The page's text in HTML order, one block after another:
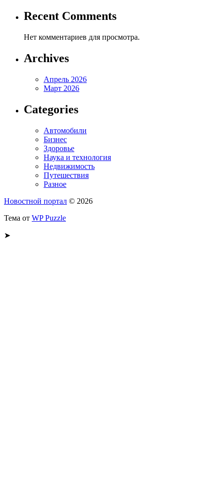
Recent Comments
Нет комментариев для просмотра.
Archives
Апрель 2026
Март 2026
Categories
Автомобили
Бизнес
Здоровье
Наука и технология
Недвижимость
Путешествия
Разное
Новостной портал © 2026
Тема от WP Puzzle
➤